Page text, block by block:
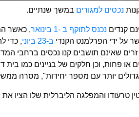
‏נכסים למגורים‏ ‏ במשך שנתיים.‏
קנדים נכנס לתוקף ב -1 בינואר‏
‏, כאשר
על ידי הפרלמנט הקנדי ‏ב-23 ביוני‏
‏, כדי
שאינם תושבים קנו נכסים ברחבי
מגדיר נכס למגורים כמבנים עם 3 בתים או פחות, וכן חלקים של
יותר עם מספר יחידות", מסרה
הממשלה ג'סטין טרעודו והמפלגה הליברלית שלו